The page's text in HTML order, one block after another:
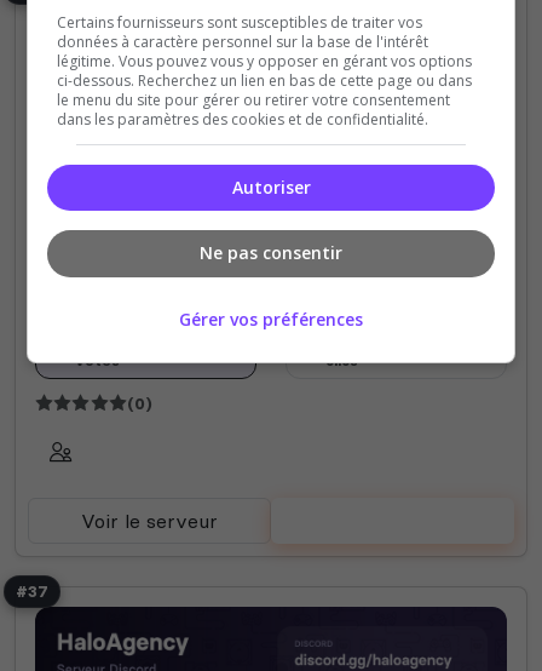
Among Us Call of Duty Helldivers 2 Jeux
Kokastra
Kokastra est un serveur multi gaming pour trouver
des mates et discuter !
votes clics
(0)
Voir le serveur
#37
Certains fournisseurs sont susceptibles de traiter vos
données à caractère personnel sur la base de l'intérêt
légitime. Vous pouvez vous y opposer en gérant vos options
ci-dessous. Recherchez un lien en bas de cette page ou dans
le menu du site pour gérer ou retirer votre consentement
dans les paramètres des cookies et de confidentialité.
Autoriser
Ne pas consentir
Gérer vos préférences